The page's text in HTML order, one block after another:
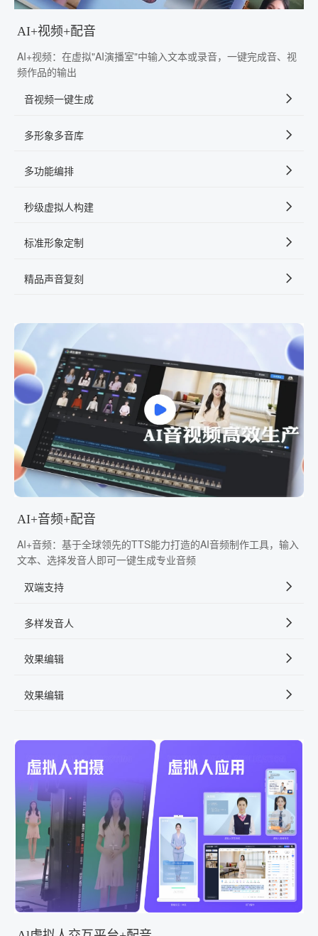
AI+视频+配音
AI+视频：在虚拟"AI演播室"中输入文本或录音，一键完成音、视
频作品的输出
音视频一键生成
多形象多音库
多功能编排
秒级虚拟人构建
标准形象定制
精品声音复刻
AI+音频+配音
AI+音频：基于全球领先的TTS能力打造的AI音频制作工具，输入
文本、选择发音人即可一键生成专业音频
双端支持
多样发音人
效果编辑
效果编辑